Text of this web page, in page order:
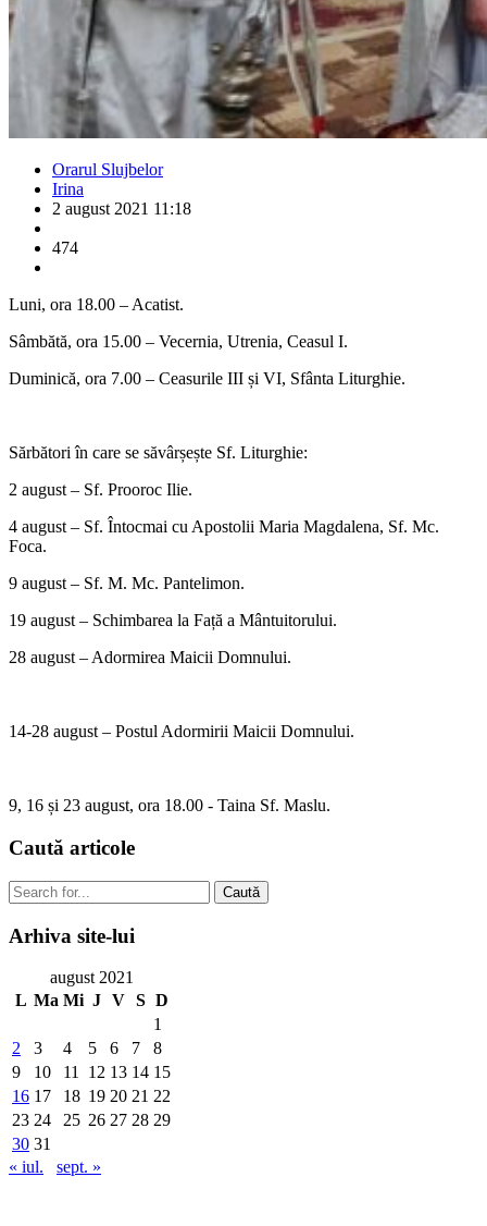
Orarul Slujbelor
Irina
2 august 2021 11:18
474
Luni, ora 18.00 – Acatist.
Sâmbătă, ora 15.00 – Vecernia, Utrenia, Ceasul I.
Duminică, ora 7.00 – Ceasurile III și VI, Sfânta Liturghie.
Sărbători în care se săvârșește Sf. Liturghie:
2 august – Sf. Prooroc Ilie.
4 august – Sf. Întocmai cu Apostolii Maria Magdalena, Sf. Mc.
Foca.
9 august – Sf. M. Mc. Pantelimon.
19 august – Schimbarea la Față a Mântuitorului.
28 august – Adormirea Maicii Domnului.
14-28 august – Postul Adormirii Maicii Domnului.
9, 16 și 23 august, ora 18.00 - Taina Sf. Maslu.
Caută articole
Caută
Arhiva site-lui
august 2021
L Ma Mi J V S D
1
2
3 4 5 6 7
8
9
10 11 12 13 14 15
16 17 18 19 20 21 22
23 24 25 26 27 28 29
30 31
« iul.
sept. »